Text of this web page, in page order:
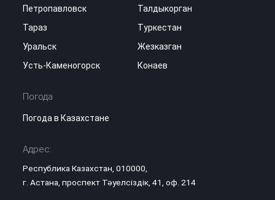
Петропавловск
Талдыкорган
Тараз
Туркестан
Уральск
Жезказган
Усть-Каменогорск
Конаев
Погода
Погода в Казахстане
Адрес:
Республика Казахстан, 010000,
г. Астана, проспект Тәуелсіздік, 41, оф. 214